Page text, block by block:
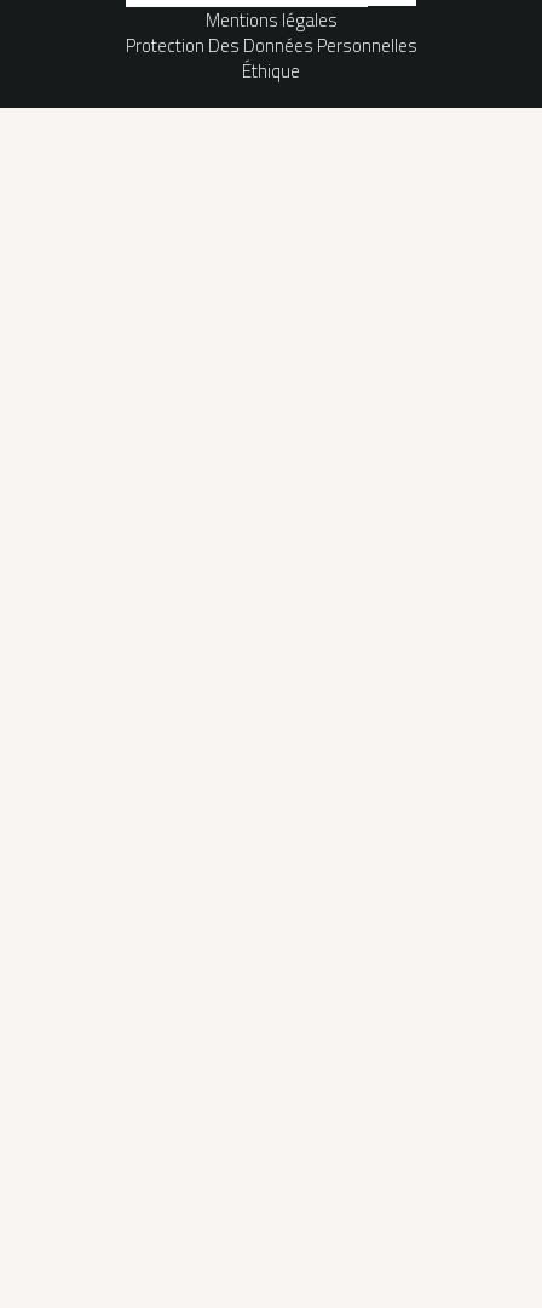
Mentions légales
Protection Des Données Personnelles
Éthique